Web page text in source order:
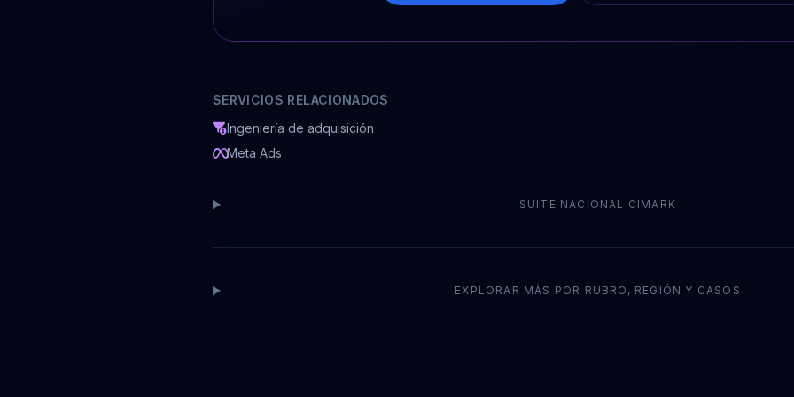
SERVICIOS RELACIONADOS
Ingeniería de adquisición
Meta Ads
SUITE NACIONAL CIMARK
EXPLORAR MÁS POR RUBRO, REGIÓN Y CASOS